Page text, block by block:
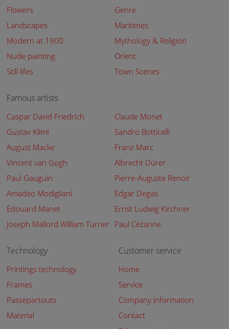
Flowers
Genre
Landscapes
Maritimes
Modern at 1900
Mythology & Religion
Nude painting
Orient
Still lifes
Town Scenes
Famous artists
Caspar David Friedrich
Claude Monet
Gustav Klimt
Sandro Botticelli
August Macke
Franz Marc
Vincent van Gogh
Albrecht Dürer
Paul Gauguin
Pierre-Auguste Renoir
Amadeo Modigliani
Edgar Degas
Edouard Manet
Ernst Ludwig Kirchner
Joseph Mallord William Turner Paul Cézanne
Technology
Printings technology
Frames
Passepartouts
Material
Customer service
Home
Service
Company information
Contact